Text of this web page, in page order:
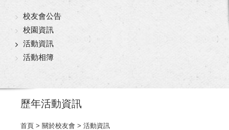
校友會公告
校園資訊
活動資訊
活動相簿
歷年活動資訊
首頁 > 關於校友會 > 活動資訊